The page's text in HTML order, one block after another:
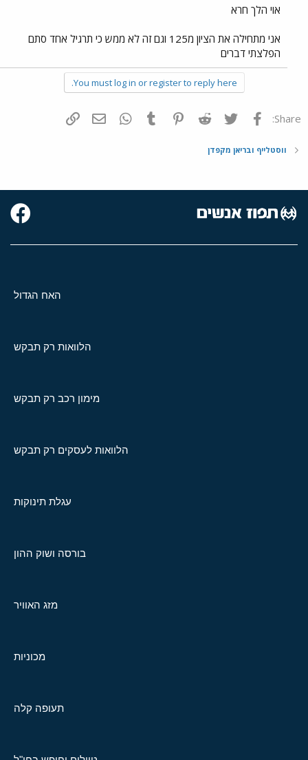
אוי הלך חרא
אני מתחילה את הציון מ125 וגם זה לא ממש כי תרגיל אחד סתם
הפלצתי דברים
You must log in or register to reply here.
Share: פייסבוק Twitter
Reddit
Pinterest
Tumblr
WhatsAppדואר אלקטרוני
ווסטלייף ובריאן מקפדן
האח הגדול
הלוואות רק תבקש
מימון רכב רק תבקש
הלוואות לעסקים רק תבקש
עגלת תינוקות
בורסה ושוק ההון
מזג האוויר
מכוניות
תעופה קלה